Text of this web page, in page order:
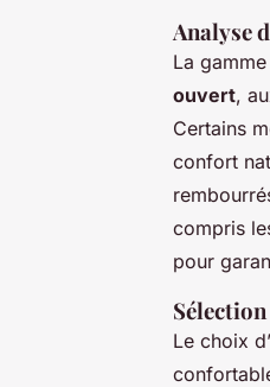
Analyse
La
ouvert,
Certains
confort
compris
pour
Le choix